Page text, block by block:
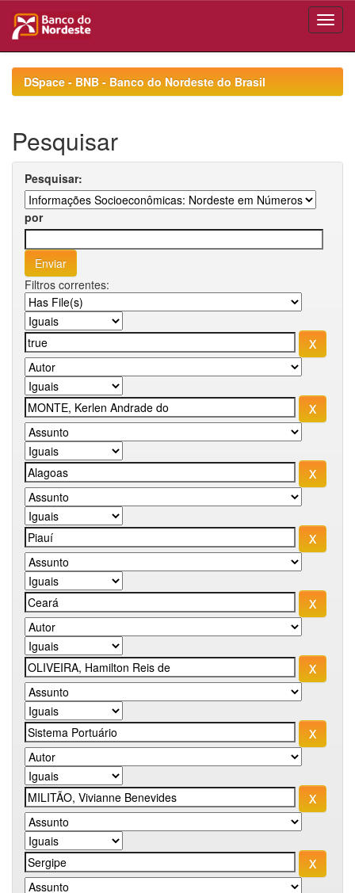
navigationDSpace - BNB - Banco do Nordeste do Brasil
Pesquisar
Pesquisar:
por
Filtros correntes: